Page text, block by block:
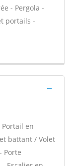
- Pergola -
portails -
en
battant / Volet
Porte